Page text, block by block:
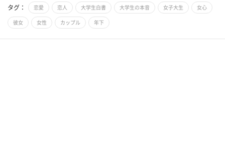
タグ： 恋愛 恋人 大学生白書 大学生の本音 女子大生 女心
彼女 女性 カップル 年下